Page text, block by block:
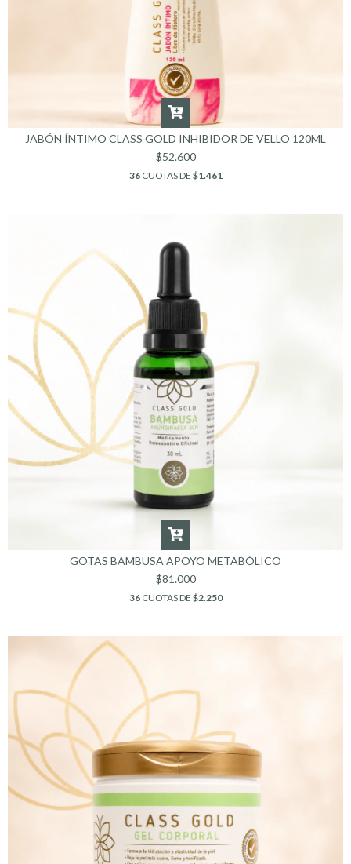
JABÓN ÍNTIMO CLASS GOLD INHIBIDOR DE VELLO 120ML
$52.600
36CUOTAS DE $1.461
GOTAS BAMBUSA APOYO METABÓLICO
$81.000
36CUOTAS DE $2.250